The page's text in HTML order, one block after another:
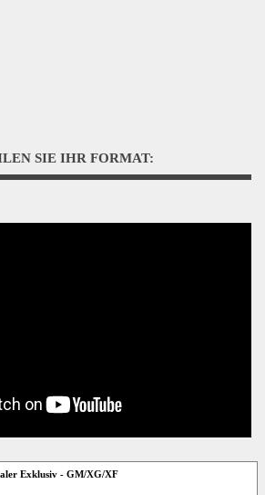
SIE IHR FORMAT:
Exklusiv - GM/XG/XF